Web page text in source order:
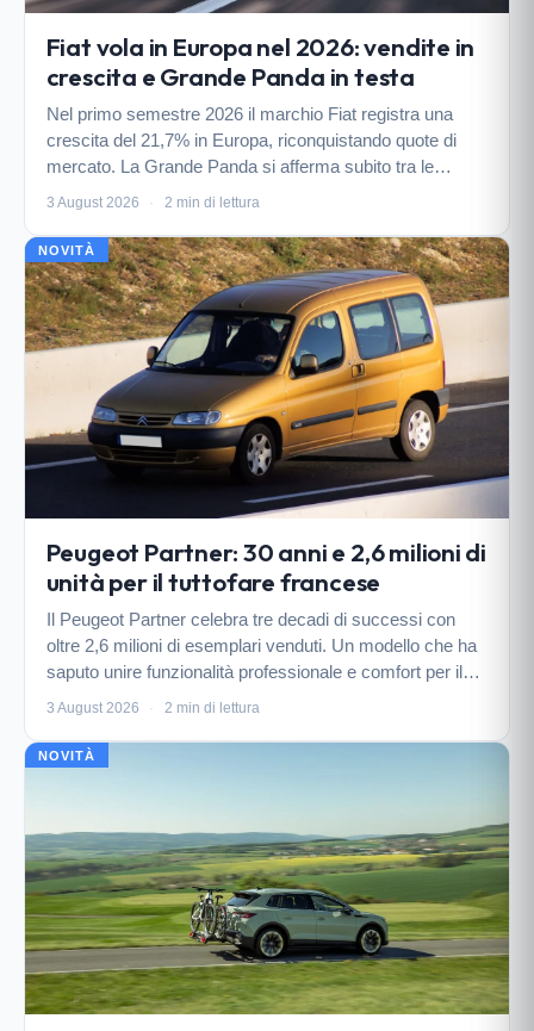
Fiat vola in Europa nel 2026: vendite in
crescita e Grande Panda in testa
Nel primo semestre 2026 il marchio Fiat registra una
crescita del 21,7% in Europa, riconquistando quote di
mercato. La Grande Panda si afferma subito tra le
preferite, mentre Ducato e Doblò dominano tra i
3 August 2026 · 2 min di lettura
NOVITÀ
Peugeot Partner: 30 anni e 2,6 milioni di
unità per il tuttofare francese
Il Peugeot Partner celebra tre decadi di successi con
oltre 2,6 milioni di esemplari venduti. Un modello che ha
saputo unire funzionalità professionale e comfort per il
tempo libero, evolvendosi fino all’attuale offerta elettrica e
3 August 2026 · 2 min di lettura
NOVITÀ